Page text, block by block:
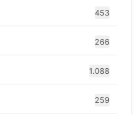
453
266
1.088
259